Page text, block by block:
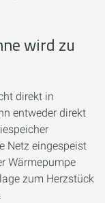
wird zu
direkt in
entweder direkt
Netz eingespeist
Wärmepumpe
zum Herzstück